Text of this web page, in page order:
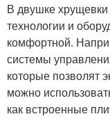
В двушке
технологии и
комфортной.
системы
которые позволят
можно
как встроенные